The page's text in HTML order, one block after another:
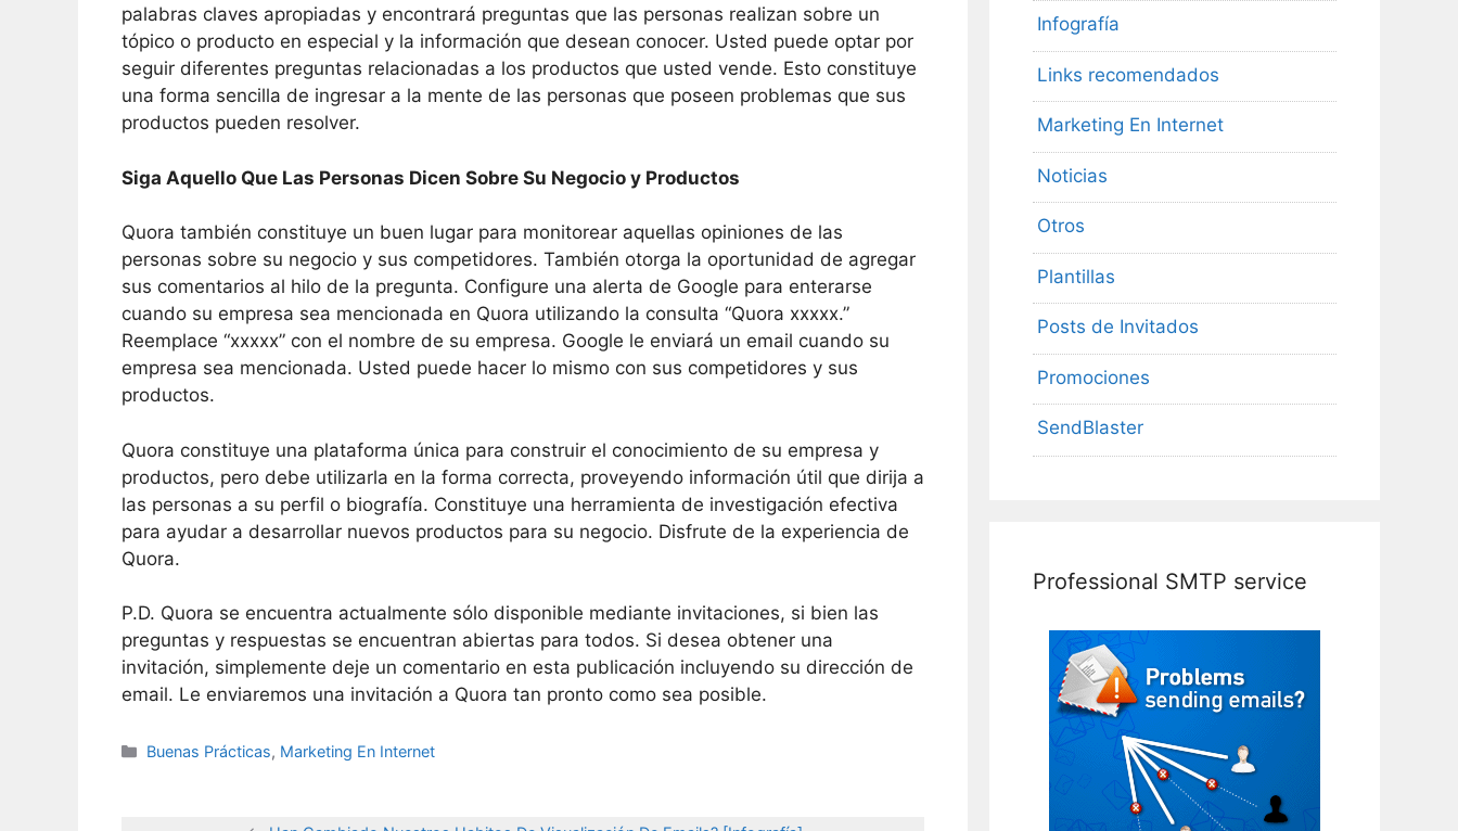
palabras claves apropiadas y encontrará preguntas que las personas realizan sobre un
tópico o producto en especial y la información que desean conocer. Usted puede optar por
seguir diferentes preguntas relacionadas a los productos que usted vende. Esto constituye
una forma sencilla de ingresar a la mente de las personas que poseen problemas que sus
productos pueden resolver.
Siga Aquello Que Las Personas Dicen Sobre Su Negocio y Productos
Quora también constituye un buen lugar para monitorear aquellas opiniones de las
personas sobre su negocio y sus competidores. También otorga la oportunidad de agregar
sus comentarios al hilo de la pregunta. Configure una alerta de Google para enterarse
cuando su empresa sea mencionada en Quora utilizando la consulta “Quora xxxxx.”
Reemplace “xxxxx” con el nombre de su empresa. Google le enviará un email cuando su
empresa sea mencionada. Usted puede hacer lo mismo con sus competidores y sus
productos.
Quora constituye una plataforma única para construir el conocimiento de su empresa y
productos, pero debe utilizarla en la forma correcta, proveyendo información útil que dirija a
las personas a su perfil o biografía. Constituye una herramienta de investigación efectiva
para ayudar a desarrollar nuevos productos para su negocio. Disfrute de la experiencia de
Quora.
P.D. Quora se encuentra actualmente sólo disponible mediante invitaciones, si bien las
preguntas y respuestas se encuentran abiertas para todos. Si desea obtener una
invitación, simplemente deje un comentario en esta publicación incluyendo su dirección de
email. Le enviaremos una invitación a Quora tan pronto como sea posible.
Categories
Buenas Prácticas, Marketing En Internet
Infografía
Links recomendados
Marketing En Internet
Noticias
Otros
Plantillas
Posts de Invitados
Promociones
SendBlaster
Professional SMTP service